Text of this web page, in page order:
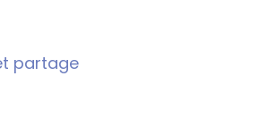
professionnelles, civiles
personnes qui
éléments publiés sur le
partage